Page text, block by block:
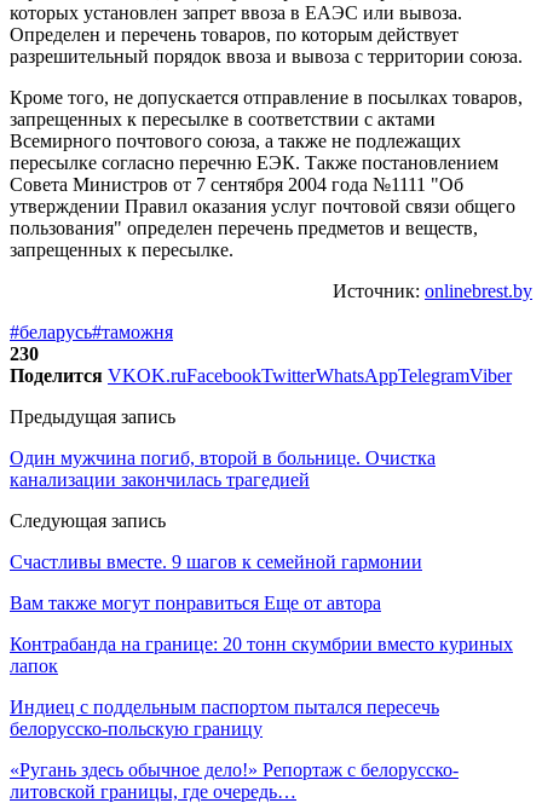
которых установлен запрет ввоза в ЕАЭС или вывоза.
Определен и перечень товаров, по которым действует
разрешительный порядок ввоза и вывоза с территории союза.
Кроме того, не допускается отправление в посылках товаров,
запрещенных к пересылке в соответствии с актами
Всемирного почтового союза, а также не подлежащих
пересылке согласно перечню ЕЭК. Также постановлением
Совета Министров от 7 сентября 2004 года №1111 "Об
утверждении Правил оказания услуг почтовой связи общего
пользования" определен перечень предметов и веществ,
запрещенных к пересылке.
Источник: onlinebrest.by
#беларусь#таможня
230
Поделится VKOK.ruFacebookTwitterWhatsAppTelegramViber
Предыдущая запись
Один мужчина погиб, второй в больнице. Очистка
канализации закончилась трагедией
Следующая запись
Cчастливы вместе. 9 шагов к семейной гармонии
Вам также могут понравиться Еще от автора
Контрабанда на границе: 20 тонн скумбрии вместо куриных
лапок
Индиец с поддельным паспортом пытался пересечь
белорусско-польскую границу
«Ругань здесь обычное дело!» Репортаж с белорусско-
литовской границы, где очередь…